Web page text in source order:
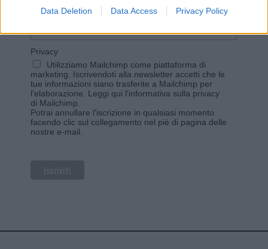
Data Deletion Data Access Privacy Policy
Privacy
Utilizziamo Mailchimp come piattaforma di
marketing. Iscrivendoti alla newsletter accetti che le
tue informazioni siano trasferite a Mailchimp per
l'elaborazione. Leggi qui l'informativa sulla privacy
di Mailchimp
Potrai annullare l'iscrizione in qualsiasi momento
facendo clic sul collegamento nel piè di pagina delle
nostre e-mail.